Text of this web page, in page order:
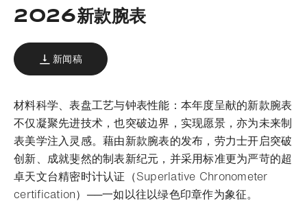
制表工艺 劳力士世界
2026新款腕表
新闻稿
材料科学、表盘工艺与钟表性能：本年度呈献的新款腕表
不仅凝聚先进技术，也突破边界，实现愿景，亦为未来制
表美学注入灵感。藉由新款腕表的发布，劳力士开启突破
创新、成就斐然的制表新纪元，并采用标准更为严苛的超
卓天文台精密时计认证（Superlative Chronometer
certification）──一如以往以绿色印章作为象征。